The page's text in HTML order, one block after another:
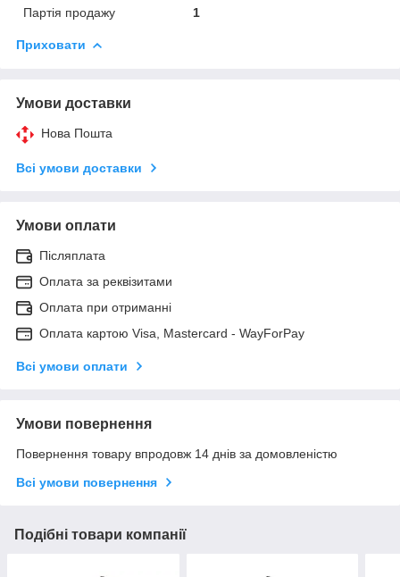
Партія продажу
1
Приховати
Умови доставки
Нова Пошта
Всі умови доставки
Умови оплати
Післяплата
Оплата за реквізитами
Оплата при отриманні
Оплата картою Visa, Mastercard - WayForPay
Всі умови оплати
Умови повернення
Повернення товару впродовж 14 днів за домовленістю
Всі умови повернення
Подібні товари компанії